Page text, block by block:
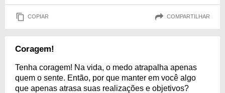
COPIAR COMPARTILHAR
Coragem!
Tenha coragem! Na vida, o medo atrapalha apenas
quem o sente. Então, por que manter em você algo
que apenas atrasa suas realizações e objetivos?